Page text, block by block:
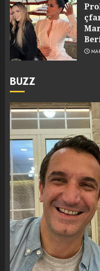
BUZZ